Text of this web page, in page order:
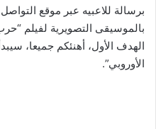
برسالة للاعبيه عبر موقع
بالموسيقى التصويرية لفيلم
الهدف الأول، أهنئكم جميعا،
الأوروبي”.